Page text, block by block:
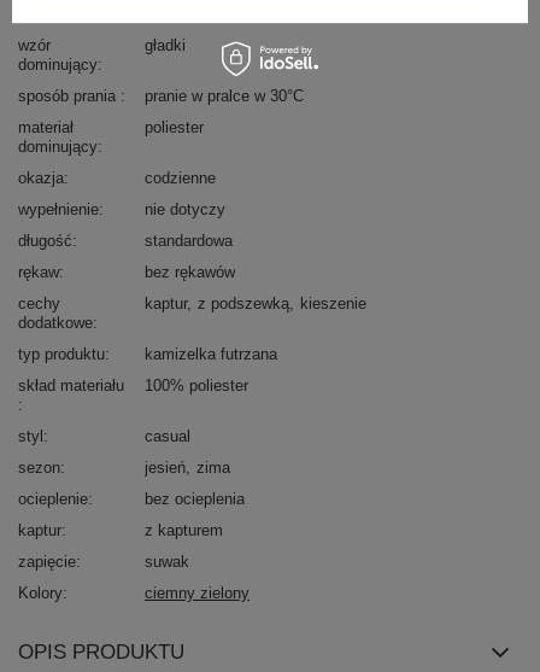
wzór
dominujący
gładki
sposób prania
pranie w pralce w 30°C
materiał
dominujący
poliester
okazja
codzienne
wypełnienie
nie dotyczy
długość
standardowa
rękaw
bez rękawów
cechy
dodatkowe
kaptur z podszewką kieszenie
typ produktu
kamizelka futrzana
skład materiału
100% poliester
styl
casual
sezon
jesień zima
ocieplenie
bez ocieplenia
kaptur
z kapturem
zapięcie
suwak
Kolory
ciemny zielony
OPIS PRODUKTU